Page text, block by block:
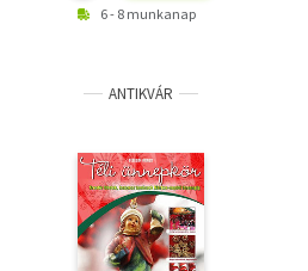
6 - 8 munkanap
ANTIKVÁR